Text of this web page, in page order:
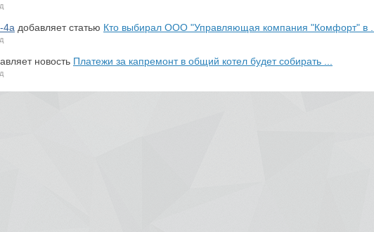
4a добавляет статью Кто выбирал ООО "Управляющая компания "Комфорт" в ...
новость Платежи за капремонт в общий котел будет собирать ...